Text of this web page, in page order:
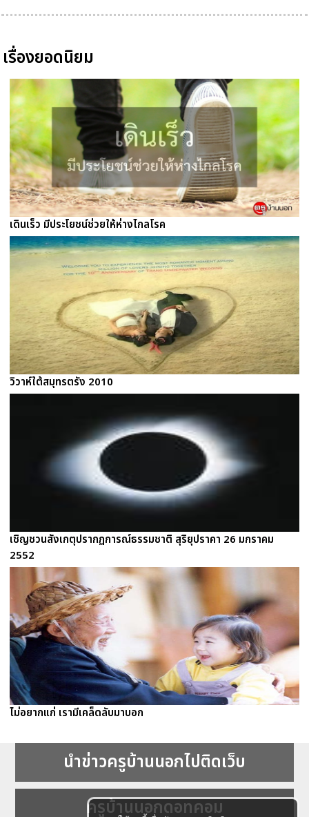
เรื่องยอดนิยม
เดินเร็ว มีประโยชน์ช่วยให้ห่างไกลโรค
วิวาห์ใต้สมุทรตรัง 2010
เชิญชวนสังเกตุปรากฏการณ์ธรรมชาติ สุริยุปราคา 26 มกราคม
2552
ไม่อยากแก่ เรามีเคล็ดลับมาบอก
นำข่าวครูบ้านนอกไปติดเว็บ
ครูบ้านนอกดอทคอม